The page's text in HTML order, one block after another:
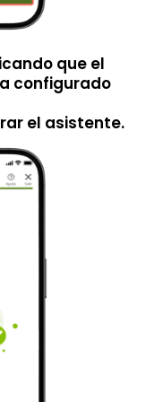
que el
configurado
el asistente.